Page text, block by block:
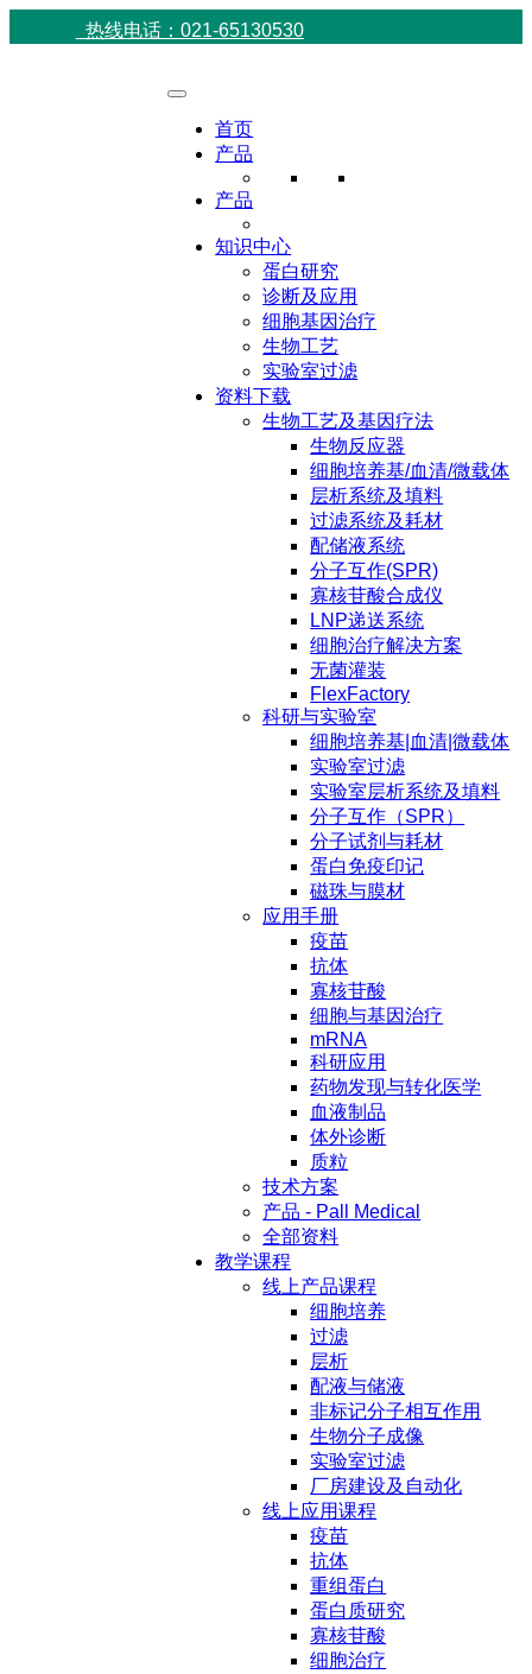
热线电话：021-65130530
首页
产品
产品
知识中心
蛋白研究
诊断及应用
细胞基因治疗
生物工艺
实验室过滤
资料下载
生物工艺及基因疗法
生物反应器
细胞培养基/血清/微载体
层析系统及填料
过滤系统及耗材
配储液系统
分子互作(SPR)
寡核苷酸合成仪
LNP递送系统
细胞治疗解决方案
无菌灌装
FlexFactory
科研与实验室
细胞培养基|血清|微载体
实验室过滤
实验室层析系统及填料
分子互作（SPR）
分子试剂与耗材
蛋白免疫印记
磁珠与膜材
应用手册
疫苗
抗体
寡核苷酸
细胞与基因治疗
mRNA
科研应用
药物发现与转化医学
血液制品
体外诊断
质粒
技术方案
产品 - Pall Medical
全部资料
教学课程
线上产品课程
细胞培养
过滤
层析
配液与储液
非标记分子相互作用
生物分子成像
实验室过滤
厂房建设及自动化
线上应用课程
疫苗
抗体
重组蛋白
蛋白质研究
寡核苷酸
细胞治疗